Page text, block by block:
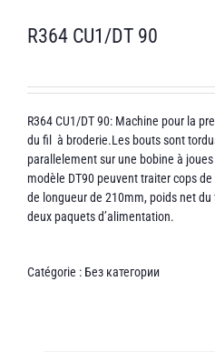
R364 CU1/DT 90
R364 CU1/DT 90: Machine pour la
du fil à broderie.Les bouts sont
parallelement sur une bobine à
modèle DT90 peuvent traiter cops
de longueur de 210mm, poids net
deux paquets d’alimentation.
Catégorie : Без категории